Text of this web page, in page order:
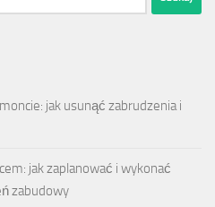
jak usunąć zabrudzenia i
jak zaplanować i wykonać
zabudowy